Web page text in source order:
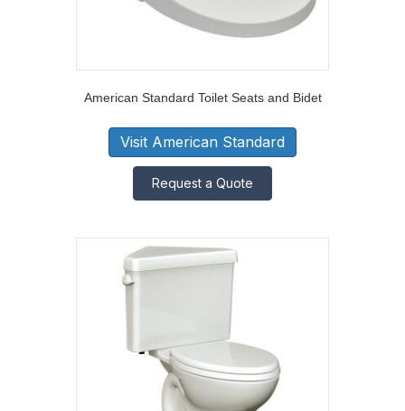
American Standard Toilet Seats and Bidet
Visit American Standard
Request a Quote